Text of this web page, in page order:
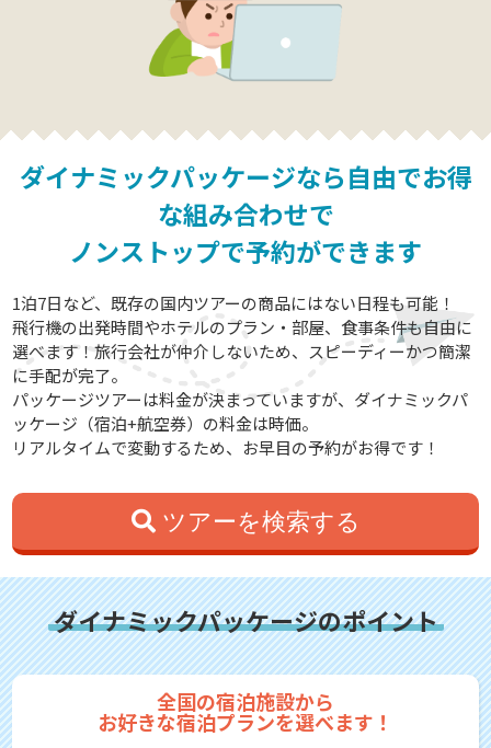
ダイナミックパッケージなら自由でお得
な組み合わせで
ノンストップで予約ができます
1泊7日など、既存の国内ツアーの商品にはない日程も可能！
飛行機の出発時間やホテルのプラン・部屋、食事条件も自由に
選べます！旅行会社が仲介しないため、スピーディーかつ簡潔
に手配が完了。
パッケージツアーは料金が決まっていますが、ダイナミックパ
ッケージ（宿泊+航空券）の料金は時価。
リアルタイムで変動するため、お早目の予約がお得です！
ツアーを検索する
ダイナミックパッケージのポイント
全国の宿泊施設から
お好きな宿泊プランを選べます！